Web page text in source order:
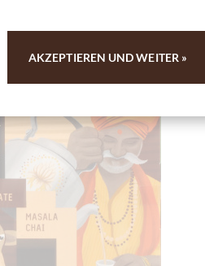
AKZEPTIEREN UND WEITER »